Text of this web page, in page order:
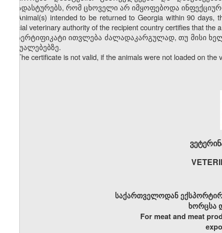
დაადასტურებს, რომ ცხოველი არ იმყოფებოდა
Animal(s) intended to be returned to Georgia within 90
official veterinary authority of the recipient country certifies that
სერტიფიკატი ითვლება ძალადაკარგულად, თუ მისი
საშუალებებზე.
The certificate is not valid, if the animals were not loaded on
საქართველოდან
ხორცსა
For meat and meat